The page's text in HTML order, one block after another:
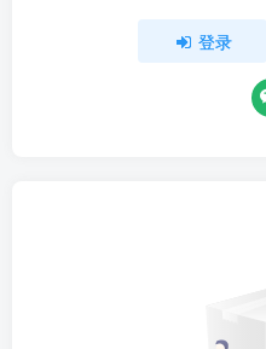
登录